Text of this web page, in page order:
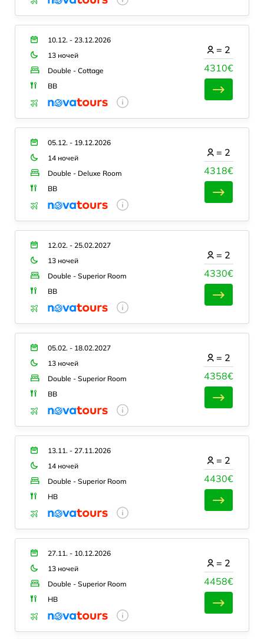
10.12. - 23.12.2026
13 ночей
Double - Cottage
BB
4310€
= 2
05.12. - 19.12.2026
14 ночей
Double - Deluxe Room
BB
4318€
= 2
12.02. - 25.02.2027
13 ночей
Double - Superior Room
BB
4330€
= 2
05.02. - 18.02.2027
13 ночей
Double - Superior Room
BB
4358€
= 2
13.11. - 27.11.2026
14 ночей
Double - Superior Room
HB
4430€
= 2
27.11. - 10.12.2026
13 ночей
Double - Superior Room
HB
4458€
= 2